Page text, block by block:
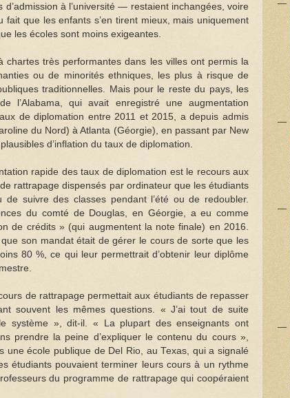
à l’université — restaient inchangées, voire
que les enfants s’en tirent mieux, mais uniquement
les écoles sont moins exigeantes.
chartes très performantes dans les villes ont permis la
ou de minorités ethniques, les plus à risque de
traditionnelles. Mais pour le reste du pays, les
l’Alabama, qui avait enregistré une augmentation
de diplomation entre 2011 et 2015, a depuis admis
du Nord) à Atlanta (Géorgie), en passant par New
d’inflation du taux de diplomation.
rapide des taux de diplomation est le recours aux
rattrapage dispensés par ordinateur que les étudiants
suivre des classes pendant l’été ou de redoubler.
du comté de Douglas, en Géorgie, a eu comme
de crédits » (qui augmentent la note finale) en 2016.
son mandat était de gérer le cours de sorte que les
80 %, ce qui leur permettrait d’obtenir leur diplôme
de rattrapage permettait aux étudiants de repasser
souvent les mêmes questions. « J’ai tout de suite
système », dit-il. « La plupart des enseignants ont
prendre la peine d’expliquer le contenu du cours »,
une école publique de Del Rio, au Texas, qui a signalé
étudiants pouvaient terminer leurs cours à un rythme
du programme de rattrapage qui coopéraient